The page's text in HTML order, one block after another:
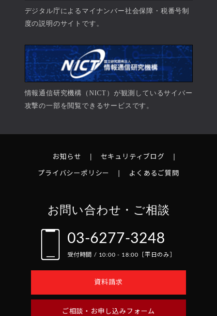
デジタル庁によるマイナンバー社会保障・税番号制
度の説明のサイトです。
情報通信研究機構（NICT）が観測しているサイバー
攻撃の一部を閲覧できるサービスです。
お知らせ セキュリティブログ
プライバシーポリシー よくあるご質問
お問い合わせ・ご相談
03-6277-3248
受付時間 / 10:00 - 18:00［平日のみ］
資料請求
ご相談・お申し込みフォーム